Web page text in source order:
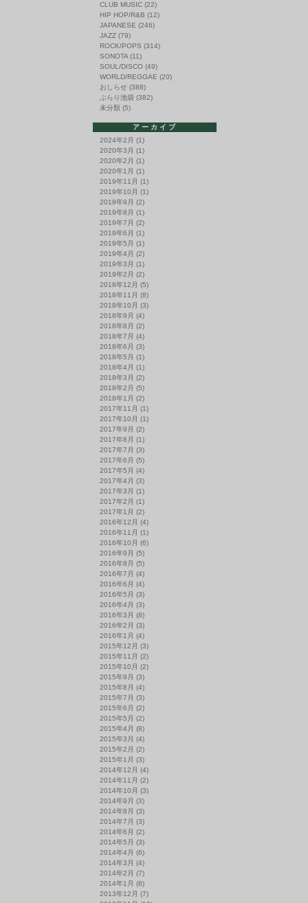
CLUB MUSIC (22)
HIP HOP/R&B (12)
JAPANESE (246)
JAZZ (79)
ROCK/POPS (314)
SONOTA (11)
SOUL/DISCO (49)
WORLD/REGGAE (20)
おしらせ (388)
ぶらり池袋 (382)
未分類 (5)
アーカイブ
2024年2月 (1)
2020年3月 (1)
2020年2月 (1)
2020年1月 (1)
2019年11月 (1)
2019年10月 (1)
2019年9月 (2)
2019年8月 (1)
2019年7月 (2)
2019年6月 (1)
2019年5月 (1)
2019年4月 (2)
2019年3月 (1)
2019年2月 (2)
2018年12月 (5)
2018年11月 (8)
2018年10月 (3)
2018年9月 (4)
2018年8月 (2)
2018年7月 (4)
2018年6月 (3)
2018年5月 (1)
2018年4月 (1)
2018年3月 (2)
2018年2月 (5)
2018年1月 (2)
2017年11月 (1)
2017年10月 (1)
2017年9月 (2)
2017年8月 (1)
2017年7月 (3)
2017年6月 (5)
2017年5月 (4)
2017年4月 (3)
2017年3月 (1)
2017年2月 (1)
2017年1月 (2)
2016年12月 (4)
2016年11月 (1)
2016年10月 (6)
2016年9月 (5)
2016年8月 (5)
2016年7月 (4)
2016年6月 (4)
2016年5月 (3)
2016年4月 (3)
2016年3月 (8)
2016年2月 (3)
2016年1月 (4)
2015年12月 (3)
2015年11月 (2)
2015年10月 (2)
2015年9月 (3)
2015年8月 (4)
2015年7月 (3)
2015年6月 (2)
2015年5月 (2)
2015年4月 (8)
2015年3月 (4)
2015年2月 (2)
2015年1月 (3)
2014年12月 (4)
2014年11月 (2)
2014年10月 (3)
2014年9月 (3)
2014年8月 (3)
2014年7月 (3)
2014年6月 (2)
2014年5月 (3)
2014年4月 (6)
2014年3月 (4)
2014年2月 (7)
2014年1月 (8)
2013年12月 (7)